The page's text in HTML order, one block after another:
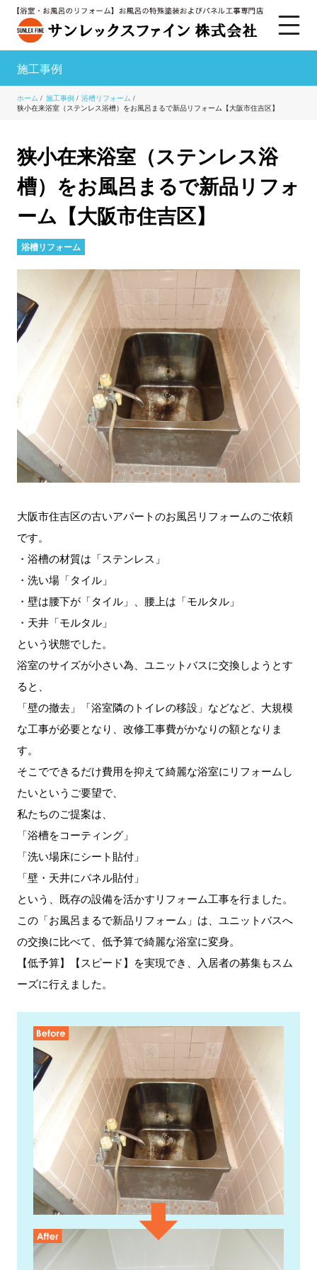
施工事例
ホーム / 施工事例/ 浴槽リフォーム /
狭小在来浴室（ステンレス浴槽）をお風呂まるで新品リフォーム【大阪市住吉区】
狭小在来浴室（ステンレス浴
槽）をお風呂まるで新品リフォ
ーム【大阪市住吉区】
浴槽リフォーム
大阪市住吉区の古いアパートのお風呂リフォームのご依頼
です。
・浴槽の材質は「ステンレス」
・洗い場「タイル」
・壁は腰下が「タイル」、腰上は「モルタル」
・天井「モルタル」
という状態でした。
浴室のサイズが小さい為、ユニットバスに交換しようとす
ると、
「壁の撤去」「浴室隣のトイレの移設」などなど、大規模
な工事が必要となり、改修工事費がかなりの額となりま
す。
そこでできるだけ費用を抑えて綺麗な浴室にリフォームし
たいというご要望で、
私たちのご提案は、
「浴槽をコーティング」
「洗い場床にシート貼付」
「壁・天井にパネル貼付」
という、既存の設備を活かすリフォーム工事を行ました。
この「お風呂まるで新品リフォーム」は、ユニットバスへ
の交換に比べて、低予算で綺麗な浴室に変身。
【低予算】【スピード】を実現でき、入居者の募集もスム
ーズに行えました。